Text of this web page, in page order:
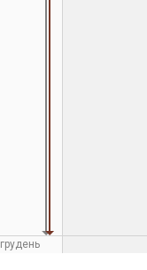
грудень